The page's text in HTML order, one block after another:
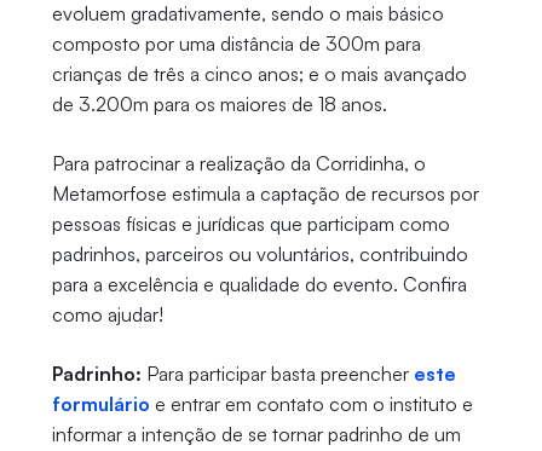
evoluem gradativamente, sendo o mais básico
composto por uma distância de 300m para
crianças de três a cinco anos; e o mais avançado
de 3.200m para os maiores de 18 anos.
Para patrocinar a realização da Corridinha, o
Metamorfose estimula a captação de recursos por
pessoas físicas e jurídicas que participam como
padrinhos, parceiros ou voluntários, contribuindo
para a excelência e qualidade do evento. Confira
como ajudar!
Padrinho: Para participar basta preencher este
formulário e entrar em contato com o instituto e
informar a intenção de se tornar padrinho de um